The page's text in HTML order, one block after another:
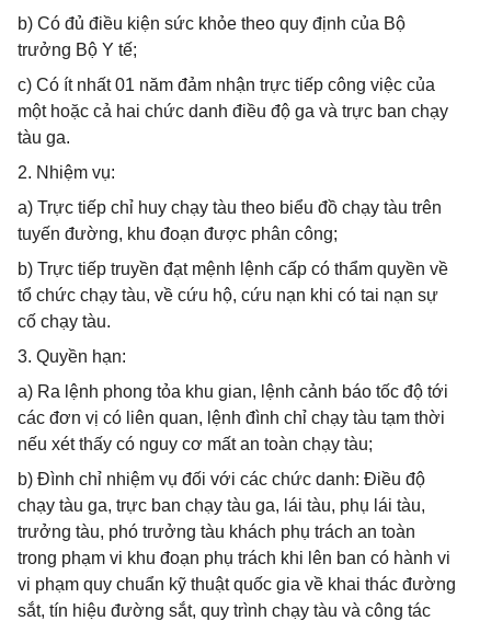
b) Có đủ điều kiện sức khỏe theo quy định của Bộ
trưởng Bộ Y tế;
c) Có ít nhất 01 năm đảm nhận trực tiếp công việc của
một hoặc cả hai chức danh điều độ ga và trực ban chạy
tàu ga.
2. Nhiệm vụ:
a) Trực tiếp chỉ huy chạy tàu theo biểu đồ chạy tàu trên
tuyến đường, khu đoạn được phân công;
b) Trực tiếp truyền đạt mệnh lệnh cấp có thẩm quyền về
tổ chức chạy tàu, về cứu hộ, cứu nạn khi có tai nạn sự
cố chạy tàu.
3. Quyền hạn:
a) Ra lệnh phong tỏa khu gian, lệnh cảnh báo tốc độ tới
các đơn vị có liên quan, lệnh đình chỉ chạy tàu tạm thời
nếu xét thấy có nguy cơ mất an toàn chạy tàu;
b) Đình chỉ nhiệm vụ đối với các chức danh: Điều độ
chạy tàu ga, trực ban chạy tàu ga, lái tàu, phụ lái tàu,
trưởng tàu, phó trưởng tàu khách phụ trách an toàn
trong phạm vi khu đoạn phụ trách khi lên ban có hành vi
vi phạm quy chuẩn kỹ thuật quốc gia về khai thác đường
sắt, tín hiệu đường sắt, quy trình chạy tàu và công tác